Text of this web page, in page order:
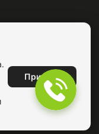
с
Принять